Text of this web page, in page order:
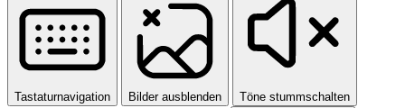
Tastaturnavigation Bilder ausblenden Töne stummschalten